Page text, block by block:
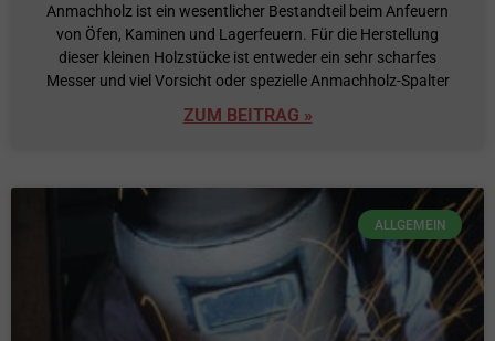
Anmachholz ist ein wesentlicher Bestandteil beim Anfeuern
von Öfen, Kaminen und Lagerfeuern. Für die Herstellung
dieser kleinen Holzstücke ist entweder ein sehr scharfes
Messer und viel Vorsicht oder spezielle Anmachholz-Spalter
ZUM BEITRAG »
ALLGEMEIN